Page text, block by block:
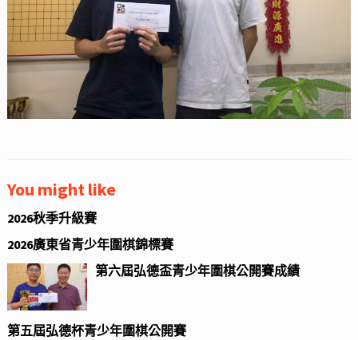
You might like
2026秋季升級賽
2026廣東省青少年圍棋錦標賽
第六屆弘德盃青少年圍棋公開賽成績
第五屆弘德杯青少年圍棋公開賽